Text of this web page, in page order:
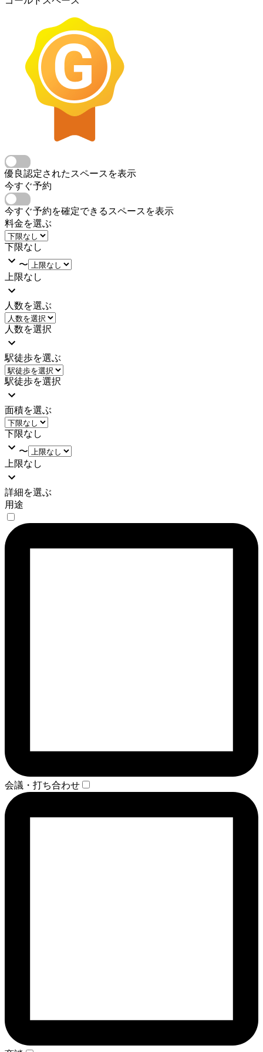
優良認定されたスペースを表示
今すぐ予約
今すぐ予約を確定できるスペースを表示
料金を選ぶ
下限なし
〜
上限なし
人数を選ぶ
人数を選択
駅徒歩を選ぶ
駅徒歩を選択
面積を選ぶ
下限なし
〜
上限なし
詳細を選ぶ
用途
会議・打ち合わせ